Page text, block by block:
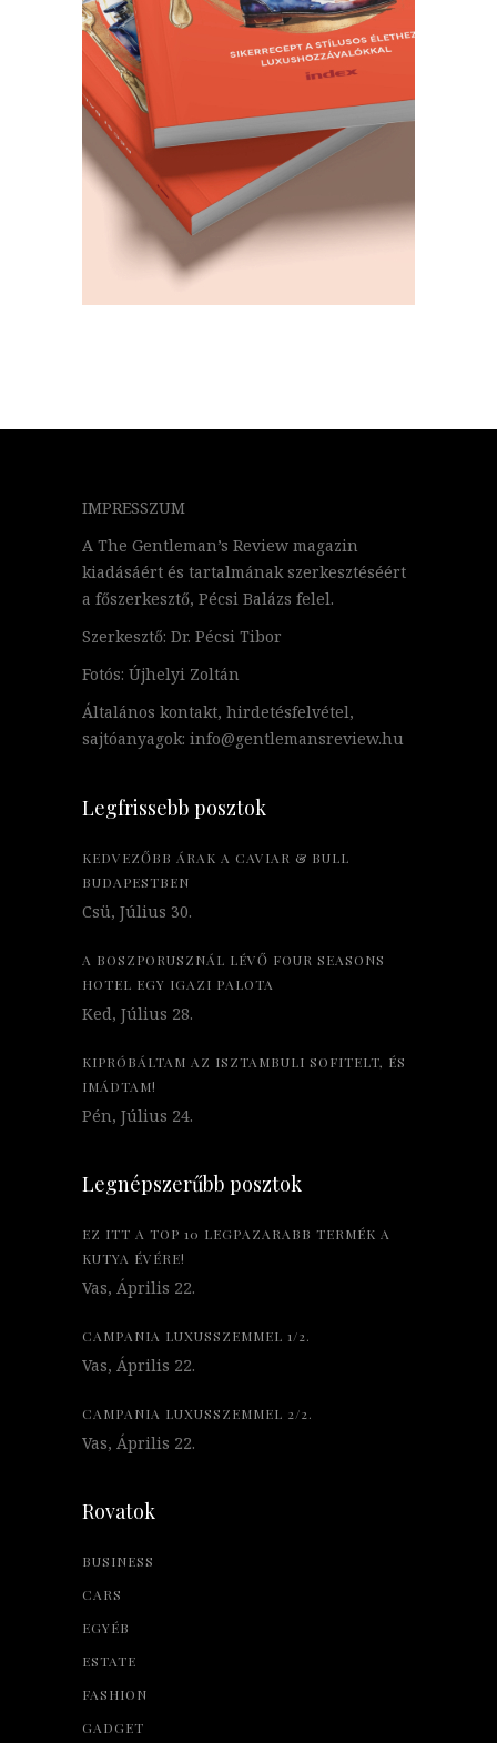
IMPRESSZUM
A The Gentleman’s Review magazin
kiadásáért és tartalmának szerkesztéséért
a főszerkesztő, Pécsi Balázs felel.
Szerkesztő: Dr. Pécsi Tibor
Fotós: Újhelyi Zoltán
Általános kontakt, hirdetésfelvétel,
sajtóanyagok: info@gentlemansreview.hu
Legfrissebb posztok
KEDVEZŐBB ÁRAK A CAVIAR & BULL
BUDAPESTBEN
Csü, Július 30.
A BOSZPORUSZNÁL LÉVŐ FOUR SEASONS
HOTEL EGY IGAZI PALOTA
Ked, Július 28.
KIPRÓBÁLTAM AZ ISZTAMBULI SOFITELT, ÉS
IMÁDTAM!
Pén, Július 24.
Legnépszerűbb posztok
EZ ITT A TOP 10 LEGPAZARABB TERMÉK A
KUTYA ÉVÉRE!
Vas, Április 22.
CAMPANIA LUXUSSZEMMEL 1/2.
Vas, Április 22.
CAMPANIA LUXUSSZEMMEL 2/2.
Vas, Április 22.
Rovatok
BUSINESS
CARS
EGYÉB
ESTATE
FASHION
GADGET